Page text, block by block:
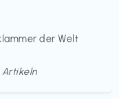
der Welt